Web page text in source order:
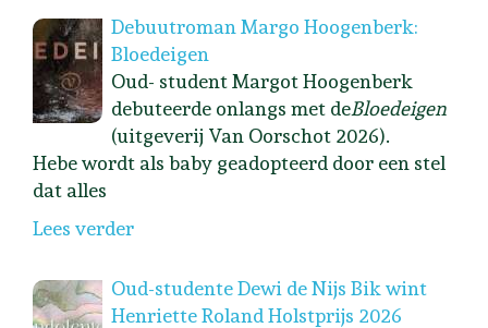
Debuutroman Margo Hoogenberk:
Bloedeigen
Oud- student Margot Hoogenberk
debuteerde onlangs met deBloedeigen
(uitgeverij Van Oorschot 2026).
Hebe wordt als baby geadopteerd door een stel
dat alles
Lees verder
Oud-studente Dewi de Nijs Bik wint
Henriette Roland Holstprijs 2026